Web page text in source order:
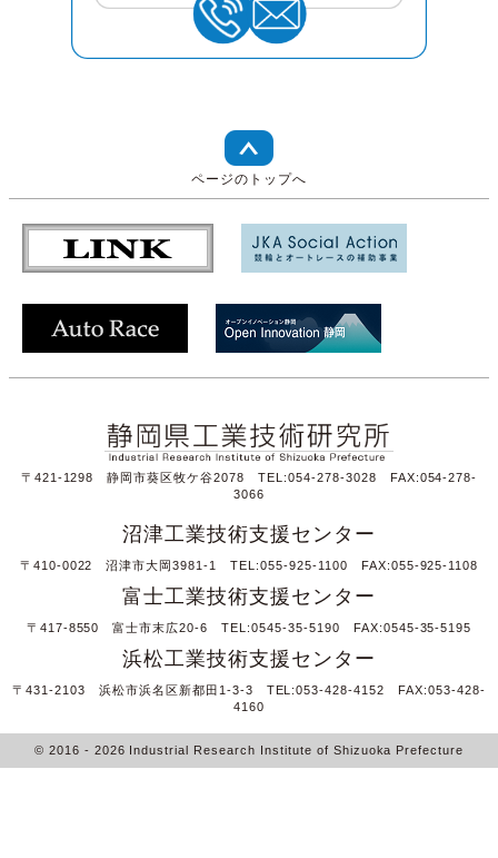
ページのトップへ
〒421-1298 静岡市葵区牧ケ谷2078 TEL:054-278-3028 FAX:054-278-
3066
沼津工業技術支援センター
〒410-0022 沼津市大岡3981-1 TEL:055-925-1100 FAX:055-925-1108
富士工業技術支援センター
〒417-8550 富士市末広20-6 TEL:0545-35-5190 FAX:0545-35-5195
浜松工業技術支援センター
〒431-2103 浜松市浜名区新都田1-3-3 TEL:053-428-4152 FAX:053-428-
4160
© 2016 - 2026 Industrial Research Institute of Shizuoka Prefecture